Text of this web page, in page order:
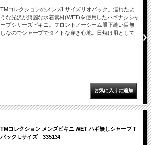
TMコレクションのメンズLサイズリオバック。濡れたよ
うな光沢が綺麗な水着素材(WET)を使用したハギナシシャ
ープシリーズビキニ。フロントノーシーム股下縫い目無
しなのでシャープでタイトな穿き心地。日焼け用として
TMコレクション メンズビキニ WET ハギ無しシャープ T
バック Lサイズ 335134